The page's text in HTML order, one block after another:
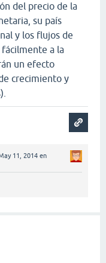
del precio de la
su país
y los flujos de
a la
un efecto
crecimiento y
11, 2014 en